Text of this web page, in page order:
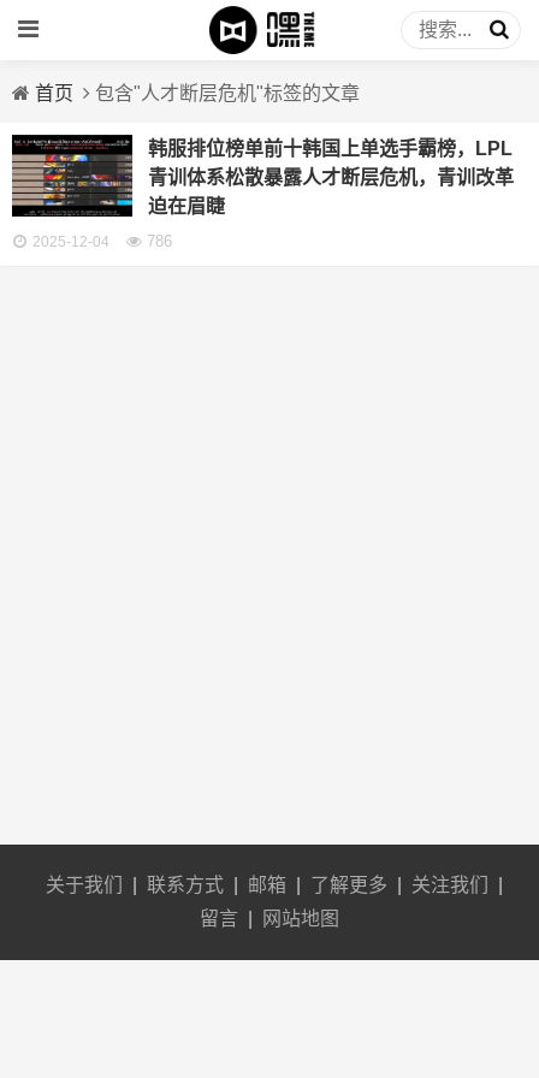
首页 包含"人才断层危机"标签的文章
韩服排位榜单前十韩国上单选手霸榜，LPL
青训体系松散暴露人才断层危机，青训改革
迫在眉睫
2025-12-04 786
关于我们 联系方式 邮箱 了解更多 关注我们
留言
网站地图